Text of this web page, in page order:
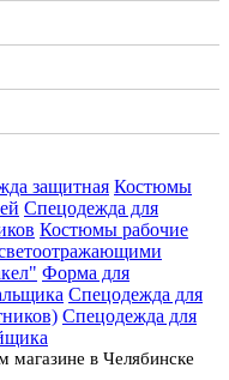
защитная Костюмы
Спецодежда для
Костюмы рабочие
Форма для
Спецодежда для
Спецодежда для
магазине в Челябинске